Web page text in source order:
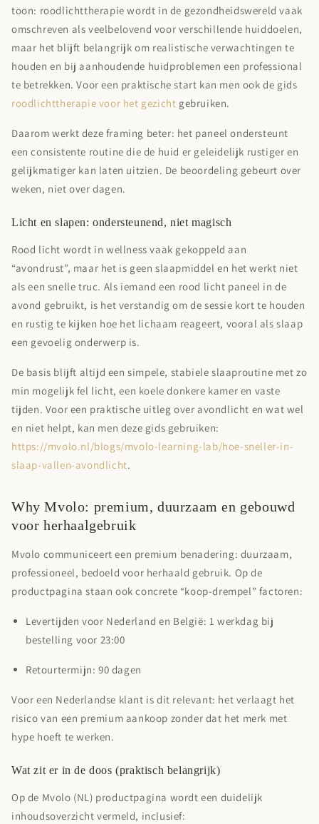
toon: roodlichttherapie wordt in de gezondheidswereld vaak
omschreven als veelbelovend voor verschillende huiddoelen,
maar het blijft belangrijk om realistische verwachtingen te
houden en bij aanhoudende huidproblemen een professional
te betrekken. Voor een praktische start kan men ook de gids
roodlichttherapie voor het gezicht gebruiken.
Daarom werkt deze framing beter: het paneel ondersteunt
een consistente routine die de huid er geleidelijk rustiger en
gelijkmatiger kan laten uitzien. De beoordeling gebeurt over
weken, niet over dagen.
Licht en slapen: ondersteunend, niet magisch
Rood licht wordt in wellness vaak gekoppeld aan
“avondrust”, maar het is geen slaapmiddel en het werkt niet
als een snelle truc. Als iemand een rood licht paneel in de
avond gebruikt, is het verstandig om de sessie kort te houden
en rustig te kijken hoe het lichaam reageert, vooral als slaap
een gevoelig onderwerp is.
De basis blijft altijd een simpele, stabiele slaaproutine met zo
min mogelijk fel licht, een koele donkere kamer en vaste
tijden. Voor een praktische uitleg over avondlicht en wat wel
en niet helpt, kan men deze gids gebruiken:
https://mvolo.nl/blogs/mvolo-learning-lab/hoe-sneller-in-
slaap-vallen-avondlicht.
Why Mvolo: premium, duurzaam en gebouwd
voor herhaalgebruik
Mvolo communiceert een premium benadering: duurzaam,
professioneel, bedoeld voor herhaald gebruik. Op de
productpagina staan ook concrete “koop-drempel” factoren:
Levertijden voor Nederland en België: 1 werkdag bij
bestelling voor 23:00
Retourtermijn: 90 dagen
Voor een Nederlandse klant is dit relevant: het verlaagt het
risico van een premium aankoop zonder dat het merk met
hype hoeft te werken.
Wat zit er in de doos (praktisch belangrijk)
Op de Mvolo (NL) productpagina wordt een duidelijk
inhoudsoverzicht vermeld, inclusief: